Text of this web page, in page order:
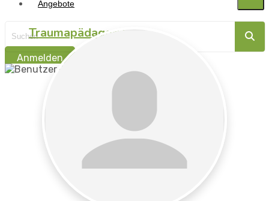
Angebote
Traumapädagogik
Traumasensibel
Ressorcen stärken
Traumapädagogik
Anmelden